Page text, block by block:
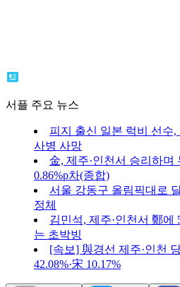
서플 주요 뉴스
피지 출신 일본 럭비 선수
사병 사망
金, 제주·인천서 승리하
0.86%p차(종합)
서울 강동구 올림픽대로
정체
김민석, 제주·인천서 鄭
는 초박빙
[속보] 與경선 제주·인천
42.08%·宋 10.17%